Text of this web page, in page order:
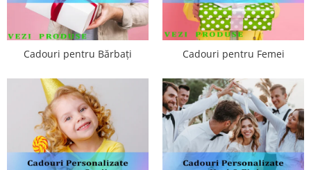
Cadouri pentru Bărbați Cadouri pentru Femei